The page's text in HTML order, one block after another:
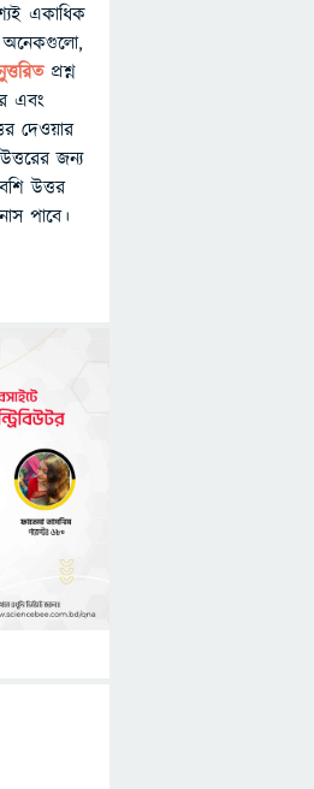
একাধিক
অনেকগুলো,
প্রশ্ন
এবং
দেওয়ার
জন্য
উত্তর
পাবে।